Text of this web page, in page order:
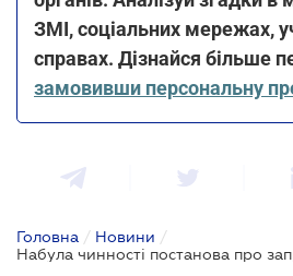
ЗМІ, соціальних мережах,
справах. Дізнайся більше
замовивши персональну
Головна / Новини /